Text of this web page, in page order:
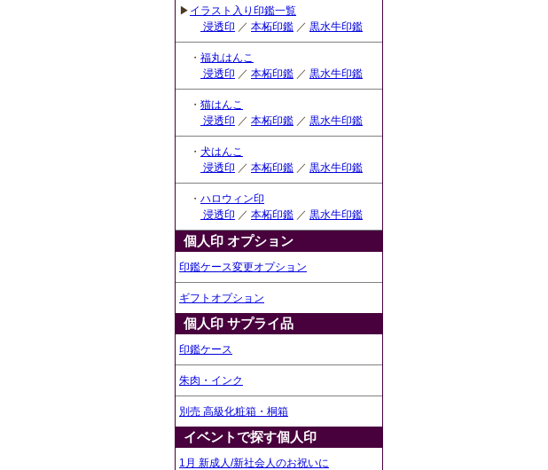
▶ イラスト入り印鑑一覧
浸透印 ／ 本柘印鑑 ／ 黒水牛印鑑
・ 福丸はんこ
浸透印 ／ 本柘印鑑 ／ 黒水牛印鑑
・ 猫はんこ
浸透印 ／ 本柘印鑑 ／ 黒水牛印鑑
・ 犬はんこ
浸透印 ／ 本柘印鑑 ／ 黒水牛印鑑
・ ハロウィン印
浸透印 ／ 本柘印鑑 ／ 黒水牛印鑑
個人印 オプション
印鑑ケース変更オプション
ギフトオプション
個人印 サプライ品
印鑑ケース
朱肉・インク
別売 高級化粧箱・桐箱
イベントで探す個人印
1月 新成人/新社会人のお祝いに